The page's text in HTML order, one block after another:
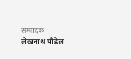
सम्पादक
लेखनाथ पौडेल